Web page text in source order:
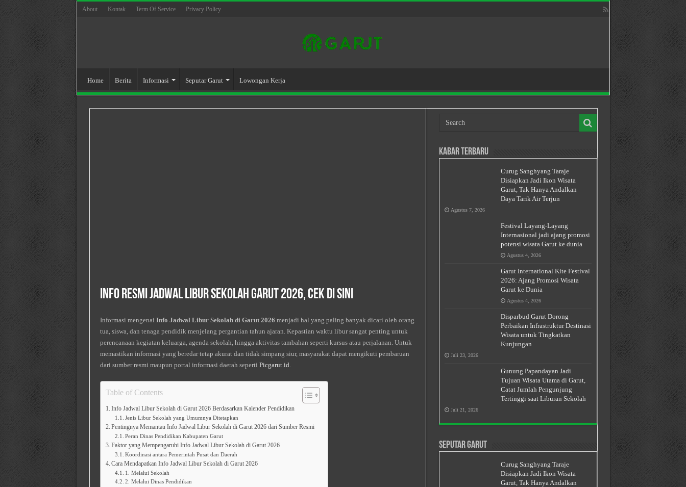
About Kontak Term Of Service Privacy Policy
Home Berita Informasi Seputar Garut Lowongan Kerja
Info Resmi Jadwal Libur Sekolah Garut 2026, Cek di Sini
Informasi mengenai Info Jadwal Libur Sekolah di Garut 2026 menjadi hal yang paling banyak dicari oleh orang
tua, siswa, dan tenaga pendidik menjelang pergantian tahun ajaran. Kepastian waktu libur sangat penting untuk
perencanaan kegiatan keluarga, agenda sekolah, hingga aktivitas tambahan seperti kursus atau perjalanan. Untuk
memastikan informasi yang beredar tetap akurat dan tidak simpang siur, masyarakat dapat mengikuti pembaruan
dari sumber resmi maupun portal informasi daerah seperti Picgarut.id.
Table of Contents
Info Jadwal Libur Sekolah di Garut 2026 Berdasarkan Kalender Pendidikan
Jenis Libur Sekolah yang Umumnya Ditetapkan
Pentingnya Memantau Info Jadwal Libur Sekolah di Garut 2026 dari Sumber Resmi
Peran Dinas Pendidikan Kabupaten Garut
Faktor yang Mempengaruhi Info Jadwal Libur Sekolah di Garut 2026
Koordinasi antara Pemerintah Pusat dan Daerah
Cara Mendapatkan Info Jadwal Libur Sekolah di Garut 2026
1. Melalui Sekolah
2. Melalui Dinas Pendidikan
Kabar Terbaru
Curug Sanghyang Taraje
Disiapkan Jadi Ikon Wisata
Garut, Tak Hanya Andalkan
Daya Tarik Air Terjun
Agustus 7, 2026
Festival Layang-Layang
Internasional jadi ajang promosi
potensi wisata Garut ke dunia
Agustus 4, 2026
Garut International Kite Festival
2026: Ajang Promosi Wisata
Garut ke Dunia
Agustus 4, 2026
Disparbud Garut Dorong
Perbaikan Infrastruktur Destinasi
Wisata untuk Tingkatkan
Kunjungan
Juli 23, 2026
Gunung Papandayan Jadi
Tujuan Wisata Utama di Garut,
Catat Jumlah Pengunjung
Tertinggi saat Liburan Sekolah
Juli 21, 2026
Seputar Garut
Curug Sanghyang Taraje
Disiapkan Jadi Ikon Wisata
Garut, Tak Hanya Andalkan